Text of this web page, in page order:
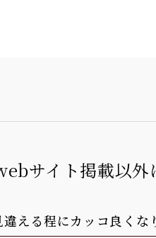
サイト掲載以外
える程にカッコ良くな